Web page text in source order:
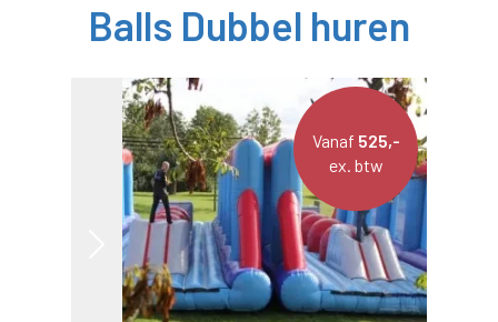
Balls Dubbel huren
Vanaf 525,-
ex. btw